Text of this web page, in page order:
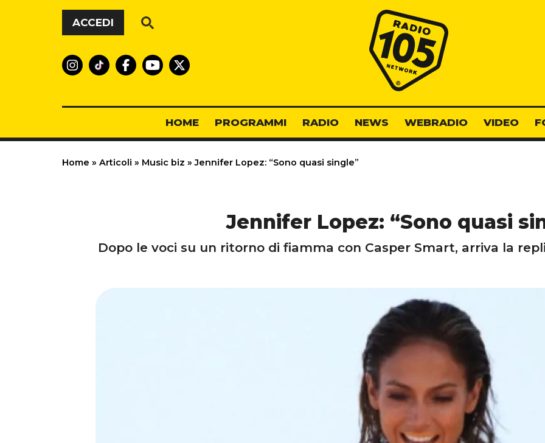
Vai al contenuto
ACCEDI
Radio 105
HOME PROGRAMMI RADIO NEWS WEBRADIO VIDEO
Home » Articoli » Music biz » Jennifer Lopez: “Sono quasi single”
Jennifer Lopez: “Sono quasi
Dopo le voci su un ritorno di fiamma con Casper Smart, arriva la